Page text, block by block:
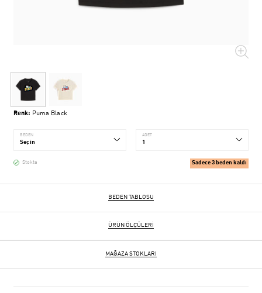
Renk: Puma Black
BEDEN ADET
Stokta Sadece 3 beden kaldı
BEDEN TABLOSU
ÜRÜN ÖLÇÜLERI
MAĞAZA STOKLARI